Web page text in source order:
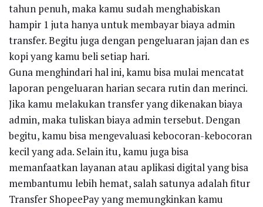
tahun penuh, maka kamu sudah menghabiskan
hampir 1 juta hanya untuk membayar biaya admin
transfer. Begitu juga dengan pengeluaran jajan dan es
kopi yang kamu beli setiap hari.
Guna menghindari hal ini, kamu bisa mulai mencatat
laporan pengeluaran harian secara rutin dan merinci.
Jika kamu melakukan transfer yang dikenakan biaya
admin, maka tuliskan biaya admin tersebut. Dengan
begitu, kamu bisa mengevaluasi kebocoran-kebocoran
kecil yang ada. Selain itu, kamu juga bisa
memanfaatkan layanan atau aplikasi digital yang bisa
membantumu lebih hemat, salah satunya adalah fitur
Transfer ShopeePay yang memungkinkan kamu